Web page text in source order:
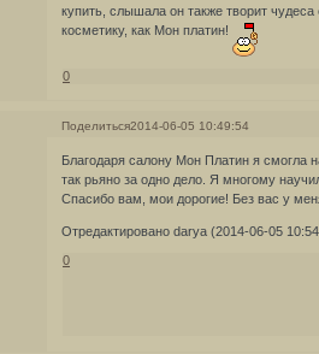
купить, слышала он также творит
косметику, как Мон платин!
0
Поделиться2014-06-05 10:49:54
Благодаря салону Мон Платин я смогла
так рьяно за одно дело. Я многому
Спасибо вам, мои дорогие! Без вас у
Отредактировано darya (2014-06-05
0